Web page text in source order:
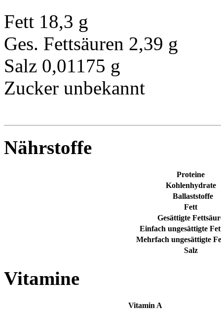
Fett 18,3 g
Ges. Fettsäuren 2,39 g
Salz 0,01175 g
Zucker unbekannt
Nährstoffe
Proteine
Kohlenhydrate
Ballaststoffe
Fett
Gesättigte
Einfach ungesättigte
Mehrfach ungesättigte
Salz
Vitamine
Vitamin A